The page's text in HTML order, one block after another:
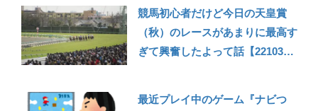
競馬初心者だけど今日の天皇賞
（秋）のレースがあまりに最高す
ぎて興奮したよって話【221030
最近プレイ中のゲーム『ナビつ